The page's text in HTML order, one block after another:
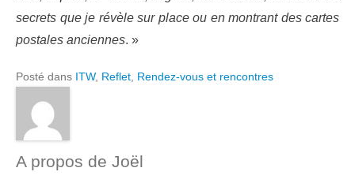
secrets que je révèle sur place ou en montrant des cartes
postales anciennes. »
Posté dans ITW, Reflet Rendez-vous et rencontres
A propos de Joël